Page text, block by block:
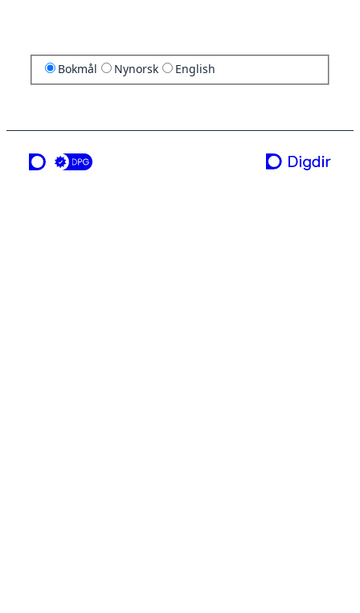
Bokmål Nynorsk English